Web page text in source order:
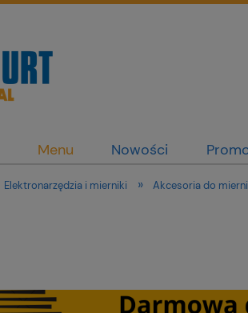
Menu Nowości
Elektronarzędzia i mierniki » Akcesoria do